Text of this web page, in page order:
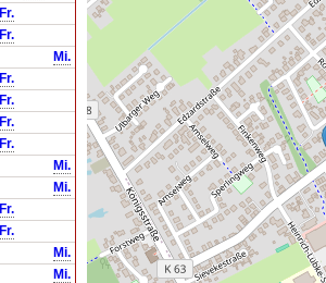
Fr.
Fr.
Mi.
Fr.
Fr.
Fr.
Fr.
Mi.
Mi.
Fr.
Fr.
Mi.
Mi.